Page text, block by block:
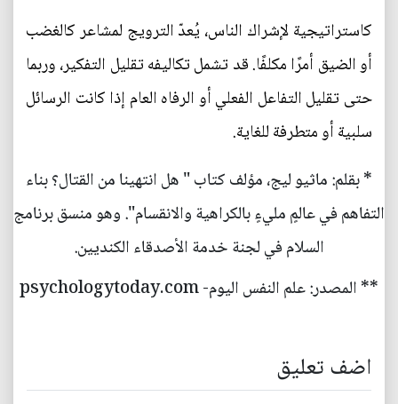
كاستراتيجية لإشراك الناس، يُعدّ الترويج لمشاعر كالغضب
أو الضيق أمرًا مكلفًا. قد تشمل تكاليفه تقليل التفكير، وربما
حتى تقليل التفاعل الفعلي أو الرفاه العام إذا كانت الرسائل
سلبية أو متطرفة للغاية.
* بقلم: ماثيو ليج، مؤلف كتاب " هل انتهينا من القتال؟ بناء
التفاهم في عالمٍ مليءٍ بالكراهية والانقسام". وهو منسق برنامج
السلام في لجنة خدمة الأصدقاء الكنديين.
** المصدر: علم النفس اليوم- psychologytoday.com
اضف تعليق